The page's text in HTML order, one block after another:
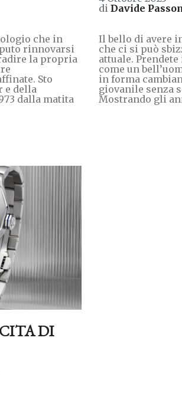
che in
rinnovarsi
la propria
Sto
e della
dalla matita
di Davide
Il bello di avere
che ci si può
attuale.
come un
in forma
giovanile senza
Mostrando gli
DI